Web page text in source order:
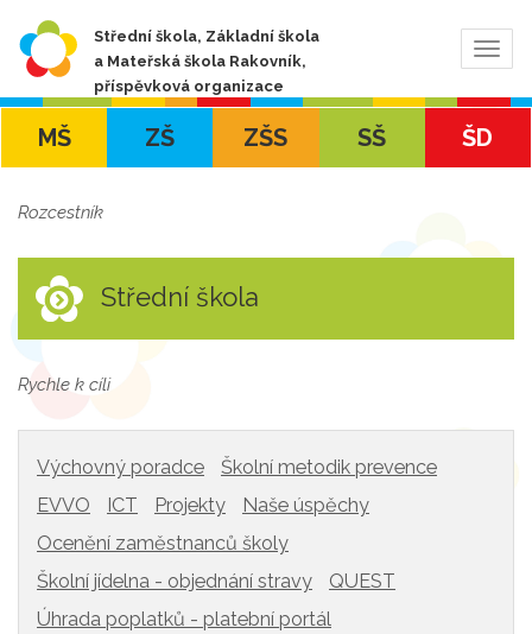
Střední škola, Základní škola
a Mateřská škola Rakovník,
příspěvková organizace
MŠ ZŠ ZŠS SŠ ŠD
Rozcestník
Střední škola
Rychle k cíli
Výchovný poradce
Školní metodik prevence
EVVO
ICT Projekty
Naše úspěchy
Ocenění zaměstnanců školy
Školní jídelna - objednání stravy
QUEST
Úhrada poplatků - platební portál